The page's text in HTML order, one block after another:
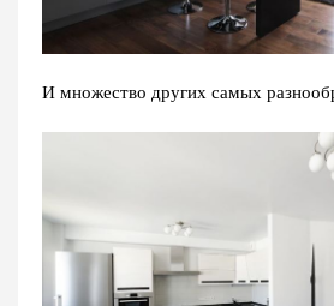
И множество других самых